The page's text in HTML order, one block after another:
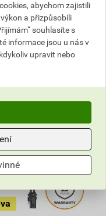
ks
Do košíku
Kč celkem s DPH
abychom zajistili
a přizpůsobili
souhlasíte s
informace jsou u nás v
upravit nebo